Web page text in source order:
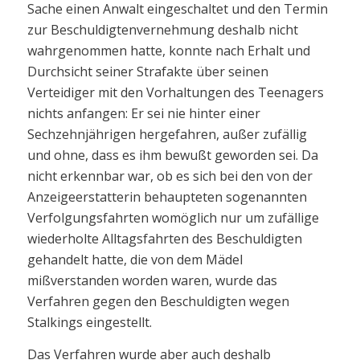
Sache einen Anwalt eingeschaltet und den Termin
zur Beschuldigtenvernehmung deshalb nicht
wahrgenommen hatte, konnte nach Erhalt und
Durchsicht seiner Strafakte über seinen
Verteidiger mit den Vorhaltungen des Teenagers
nichts anfangen: Er sei nie hinter einer
Sechzehnjährigen hergefahren, außer zufällig
und ohne, dass es ihm bewußt geworden sei. Da
nicht erkennbar war, ob es sich bei den von der
Anzeigeerstatterin behaupteten sogenannten
Verfolgungsfahrten womöglich nur um zufällige
wiederholte Alltagsfahrten des Beschuldigten
gehandelt hatte, die von dem Mädel
mißverstanden worden waren, wurde das
Verfahren gegen den Beschuldigten wegen
Stalkings eingestellt.
Das Verfahren wurde aber auch deshalb